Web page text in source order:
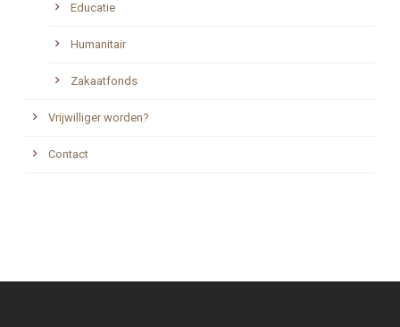
Educatie
Humanitair
Zakaatfonds
Vrijwilliger worden?
Contact